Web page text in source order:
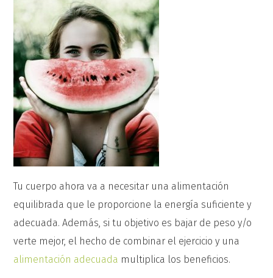
Tu cuerpo ahora va a necesitar una alimentación
equilibrada que le proporcione la energía suficiente y
adecuada. Además, si tu objetivo es bajar de peso y/o
verte mejor, el hecho de combinar el ejercicio y una
alimentación adecuada multiplica los beneficios.